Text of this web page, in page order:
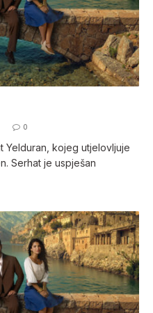
0
Yelduran, kojeg utjelovljuje
Serhat je uspješan